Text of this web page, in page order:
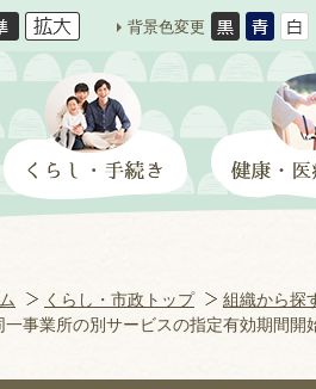
背景色変更
くらし・市政トップ 組織から探
一事業所の別サービスの指定有効期間開